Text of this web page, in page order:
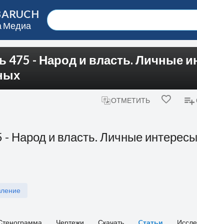
Медиа
475 - Народ и власть. Личные
ОТМЕТИТЬ
Народ и власть. Личные
Чертежи Скачать Cтатьи